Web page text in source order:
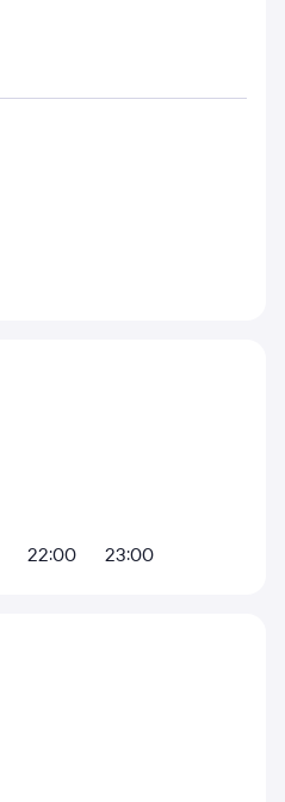
22:00 23:00